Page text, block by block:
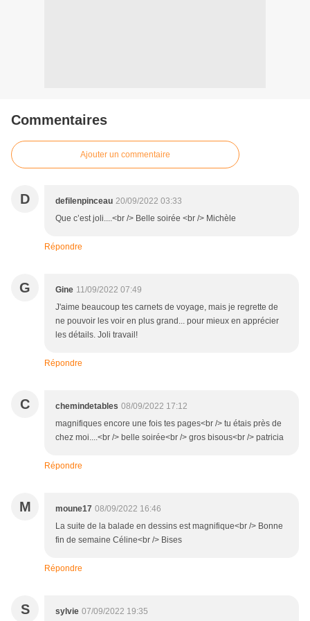
Commentaires
Ajouter un commentaire
D defilenpinceau 20/09/2022 03:33
Que c’est joli....<br /> Belle soirée <br /> Michèle
Répondre
G Gine 11/09/2022 07:49
J'aime beaucoup tes carnets de voyage, mais je regrette de
ne pouvoir les voir en plus grand... pour mieux en apprécier
les détails. Joli travail!
Répondre
C chemindetables 08/09/2022 17:12
magnifiques encore une fois tes pages<br /> tu étais près de
chez moi....<br /> belle soirée<br /> gros bisous<br /> patricia
Répondre
M moune17 08/09/2022 16:46
La suite de la balade en dessins est magnifique<br /> Bonne
fin de semaine Céline<br /> Bises
Répondre
S sylvie 07/09/2022 19:35